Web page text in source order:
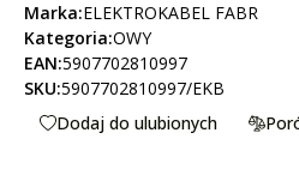
Marka:ELEKTROKABEL FABR
Kategoria:OWY
EAN:5907702810997
SKU:5907702810997/EKB
Dodaj do ulubionych